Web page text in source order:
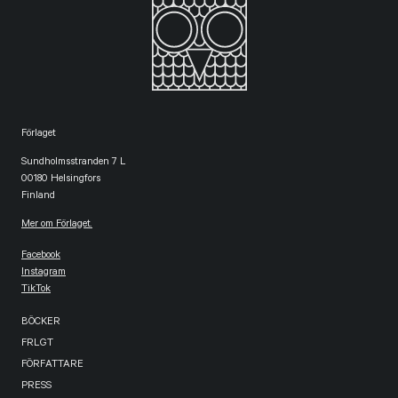
Förlaget
Sundholmsstranden 7 L
00180 Helsingfors
Finland
Mer om Förlaget.
Facebook
Instagram
TikTok
BÖCKER
FRLGT
FÖRFATTARE
PRESS